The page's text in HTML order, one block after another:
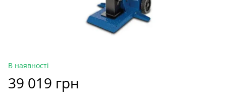
В наявності
39 019 грн